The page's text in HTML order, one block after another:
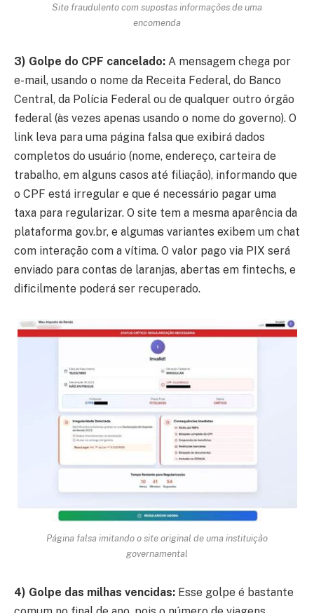
Site fraudulento com supostas informações de uma
encomenda
3) Golpe do CPF cancelado: A mensagem chega por
e-mail, usando o nome da Receita Federal, do Banco
Central, da Polícia Federal ou de qualquer outro órgão
federal (às vezes apenas usando o nome do governo). O
link leva para uma página falsa que exibirá dados
completos do usuário (nome, endereço, carteira de
trabalho, em alguns casos até filiação), informando que
o CPF está irregular e que é necessário pagar uma
taxa para regularizar. O site tem a mesma aparência da
plataforma gov.br, e algumas variantes exibem um chat
com interação com a vítima. O valor pago via PIX será
enviado para contas de laranjas, abertas em fintechs, e
dificilmente poderá ser recuperado.
Página falsa imitando o site original de uma instituição
governamental
4) Golpe das milhas vencidas: Esse golpe é bastante